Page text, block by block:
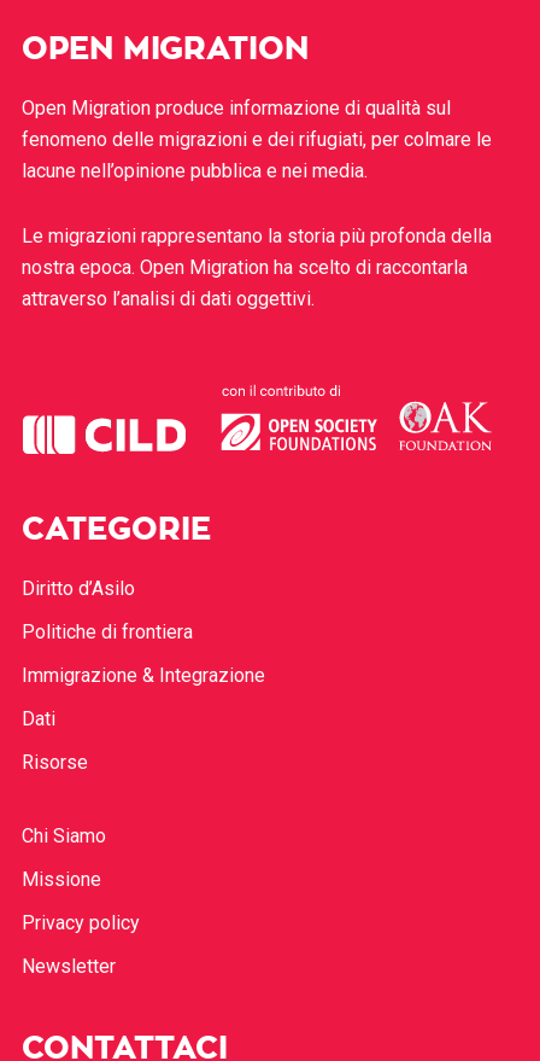
OPEN MIGRATION
Open Migration produce informazione di qualità sul
fenomeno delle migrazioni e dei rifugiati, per colmare le
lacune nell’opinione pubblica e nei media.
Le migrazioni rappresentano la storia più profonda della
nostra epoca. Open Migration ha scelto di raccontarla
attraverso l’analisi di dati oggettivi.
CATEGORIE
Diritto d’Asilo
Politiche di frontiera
Immigrazione & Integrazione
Dati
Risorse
Chi Siamo
Missione
Privacy policy
Newsletter
CONTATTACI